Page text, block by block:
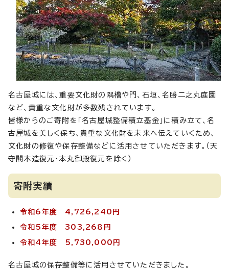
名古屋城には、重要文化財の隅櫓や門、石垣、名勝二之丸庭園
など、貴重な文化財が多数残されています。
皆様からのご寄附を「名古屋城整備積立基金」に積み立て、名
古屋城を美しく保ち、貴重な文化財を未来へ伝えていくため、
文化財の修復や保存整備などに活用させていただきます。（天
守閣木造復元・本丸御殿復元を除く）
寄附実績
令和6年度 4,726,240円
令和5年度 303,268円
令和4年度 5,730,000円
名古屋城の保存整備等に活用させていただきました。